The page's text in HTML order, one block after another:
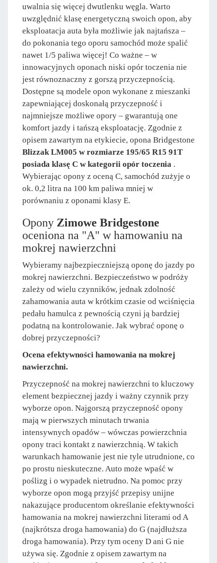
uwalnia się więcej dwutlenku węgla. Warto
uwzględnić klasę energetyczną swoich opon, aby
eksploatacja auta była możliwie jak najtańsza –
do pokonania tego oporu samochód może spalić
nawet 1/5 paliwa więcej! Co ważne – w
innowacyjnych oponach niski opór toczenia nie
jest równoznaczny z gorszą przyczepnością.
Dostępne są modele opon wykonane z mieszanki
zapewniającej doskonałą przyczepność i
najmniejsze możliwe opory – gwarantują one
komfort jazdy i tańszą eksploatację. Zgodnie z
opisem zawartym na etykiecie, opona Bridgestone
Blizzak LM005 w rozmiarze 195/65 R15 91T
posiada klasę C w kategorii opór toczenia .
Wybierając opony z oceną C, samochód zużyje o
ok. 0,2 litra na 100 km paliwa mniej w
porównaniu z oponami klasy E.
Opony Zimowe Bridgestone
oceniona na "A" w hamowaniu na
mokrej nawierzchni
Wybieramy najbezpieczniejszą oponę do jazdy po
mokrej nawierzchni. Bezpieczeństwo w podróży
zależy od wielu czynników, jednak zdolność
zahamowania auta w krótkim czasie od wciśnięcia
pedału hamulca z pewnością czyni ją bardziej
podatną na kontrolowanie. Jak wybrać oponę o
dobrej przyczepności?
Ocena efektywności hamowania na mokrej
nawierzchni.
Przyczepność na mokrej nawierzchni to kluczowy
element bezpiecznej jazdy i ważny czynnik przy
wyborze opon. Najgorszą przyczepność opony
mają w pierwszych minutach trwania
intensywnych opadów – wówczas powierzchnia
opony traci kontakt z nawierzchnią. W takich
warunkach hamowanie jest nie tyle utrudnione, co
po prostu nieskuteczne. Auto może wpaść w
poślizg i o wypadek nietrudno. Na pomoc przy
wyborze opon mogą przyjść przepisy unijne
nakazujące producentom określanie efektywności
hamowania na mokrej nawierzchni literami od A
(najkrótsza droga hamowania) do G (najdłuższa
droga hamowania). Przy tym oceny D ani G nie
używa się. Zgodnie z opisem zawartym na